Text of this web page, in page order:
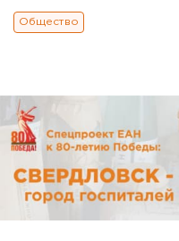
Общество